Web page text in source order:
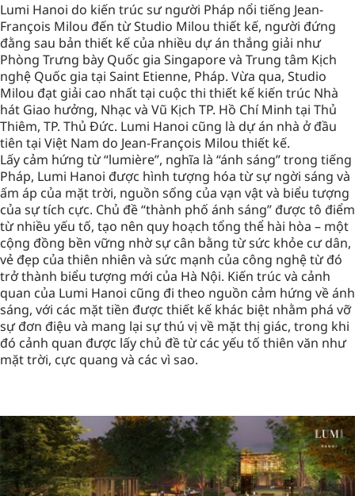
Lumi Hanoi do kiến trúc sư người Pháp nổi tiếng Jean-
François Milou đến từ Studio Milou thiết kế, người đứng
đằng sau bản thiết kế của nhiều dự án thắng giải như
Phòng Trưng bày Quốc gia Singapore và Trung tâm Kịch
nghệ Quốc gia tại Saint Etienne, Pháp. Vừa qua, Studio
Milou đạt giải cao nhất tại cuộc thi thiết kế kiến trúc Nhà
hát Giao hưởng, Nhạc và Vũ Kịch TP. Hồ Chí Minh tại Thủ
Thiêm, TP. Thủ Đức. Lumi Hanoi cũng là dự án nhà ở đầu
tiên tại Việt Nam do Jean-François Milou thiết kế.
Lấy cảm hứng từ “lumière”, nghĩa là “ánh sáng” trong tiếng
Pháp, Lumi Hanoi được hình tượng hóa từ sự ngời sáng và
ấm áp của mặt trời, nguồn sống của vạn vật và biểu tượng
của sự tích cực. Chủ đề “thành phố ánh sáng” được tô điểm
từ nhiều yếu tố, tạo nên quy hoạch tổng thể hài hòa – một
cộng đồng bền vững nhờ sự cân bằng từ sức khỏe cư dân,
vẻ đẹp của thiên nhiên và sức mạnh của công nghệ từ đó
trở thành biểu tượng mới của Hà Nội. Kiến trúc và cảnh
quan của Lumi Hanoi cũng đi theo nguồn cảm hứng về ánh
sáng, với các mặt tiền được thiết kế khác biệt nhằm phá vỡ
sự đơn điệu và mang lại sự thú vị về mặt thị giác, trong khi
đó cảnh quan được lấy chủ đề từ các yếu tố thiên văn như
mặt trời, cực quang và các vì sao.